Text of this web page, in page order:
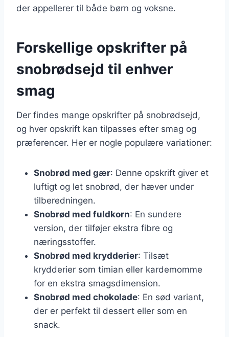
der appellerer til både børn og voksne.
Forskellige opskrifter på
snobrødsejd til enhver
smag
Der findes mange opskrifter på snobrødsejd,
og hver opskrift kan tilpasses efter smag og
præferencer. Her er nogle populære variationer:
Snobrød med gær: Denne opskrift giver et
luftigt og let snobrød, der hæver under
tilberedningen.
Snobrød med fuldkorn: En sundere
version, der tilføjer ekstra fibre og
næringsstoffer.
Snobrød med krydderier: Tilsæt
krydderier som timian eller kardemomme
for en ekstra smagsdimension.
Snobrød med chokolade: En sød variant,
der er perfekt til dessert eller som en
snack.